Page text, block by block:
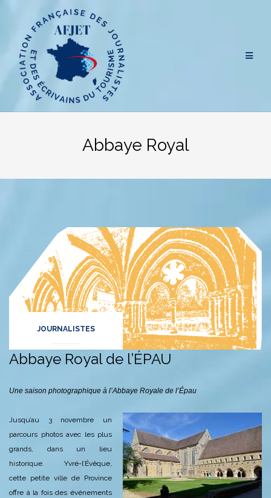
contenu
Abbaye Royal
JOURNALISTES
Abbaye Royal de l’ÉPAU
Une saison photographique à l’Abbaye Royale de l’Épau
Jusqu’au 3 novembre un
parcours photos avec les plus
grands, dans un lieu
historique. Yvré-l’Évêque,
cette petite ville de Province
offre à la fois des événements